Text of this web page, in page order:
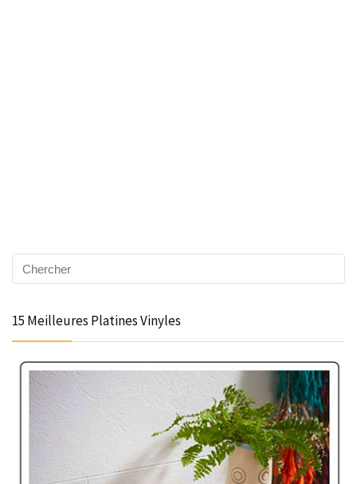
15 Meilleures Platines Vinyles